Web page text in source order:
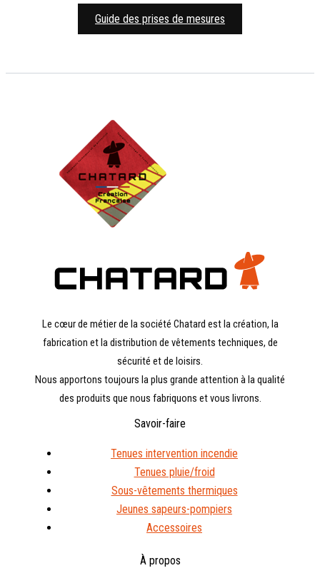
Guide des prises de mesures
Le cœur de métier de la société Chatard est la création, la
fabrication et la distribution de vêtements techniques, de
sécurité et de loisirs.
Nous apportons toujours la plus grande attention à la qualité
des produits que nous fabriquons et vous livrons.
Savoir-faire
Tenues intervention incendie
Tenues pluie/froid
Sous-vêtements thermiques
Jeunes sapeurs-pompiers
Accessoires
À propos